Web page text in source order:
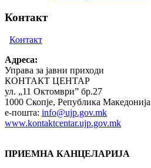
Контакт
Контакт
Адреса:
Управа за јавни приходи
КОНТАКТ ЦЕНТАР
ул. „11 Октомври” бр.27
1000 Скопје, Република Македонија
e-пошта: info@ujp.gov.mk
www.kontaktcentar.ujp.gov.mk
ПРИЕМНА КАНЦЕЛАРИЈА